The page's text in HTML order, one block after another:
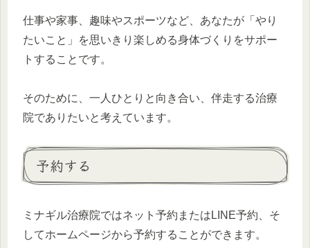
仕事や家事、趣味やスポーツなど、あなたが「やり
たいこと」を思いきり楽しめる身体づくりをサポー
トすることです。
そのために、一人ひとりと向き合い、伴走する治療
院でありたいと考えています。
予約する
ミナギル治療院ではネット予約またはLINE予約、そ
してホームページから予約することができます。